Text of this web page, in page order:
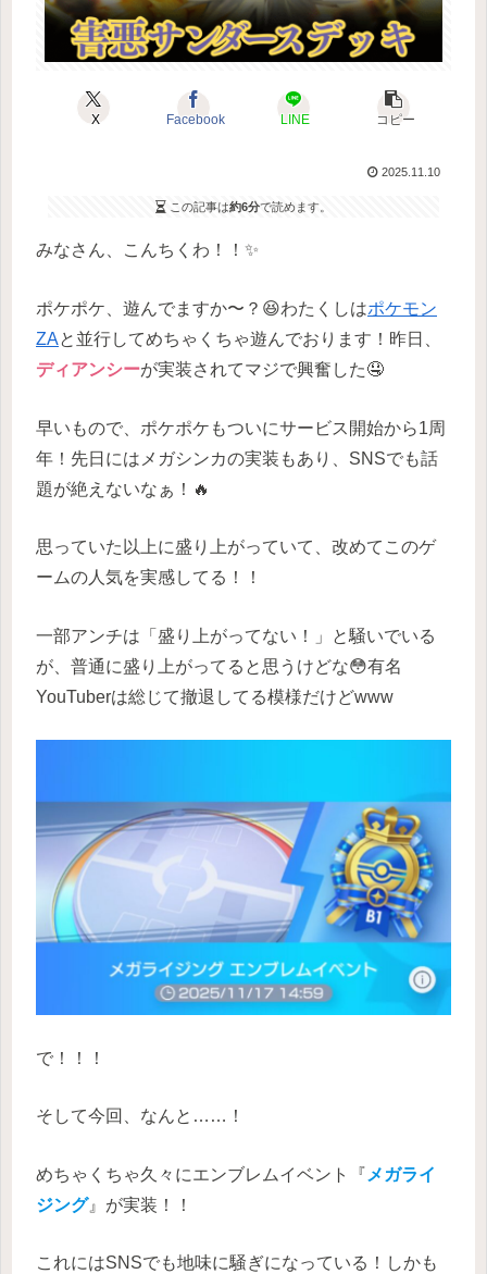
X Facebook LINE コピー
2025.11.10
この記事は約6分で読めます。
みなさん、こんちくわ！！✨
ポケポケ、遊んでますか〜？😆わたくしはポケモン
ZAと並行してめちゃくちゃ遊んでおります！昨日、
ディアンシーが実装されてマジで興奮した🤤
早いもので、ポケポケもついにサービス開始から1周
年！先日にはメガシンカの実装もあり、SNSでも話
題が絶えないなぁ！🔥
思っていた以上に盛り上がっていて、改めてこのゲ
ームの人気を実感してる！！
一部アンチは「盛り上がってない！」と騒いでいる
が、普通に盛り上がってると思うけどな😳有名
YouTuberは総じて撤退してる模様だけどwww
で！！！
そして今回、なんと……！
めちゃくちゃ久々にエンブレムイベント『 メガライ
ジング』が実装！！
これにはSNSでも地味に騒ぎになっている！しかも